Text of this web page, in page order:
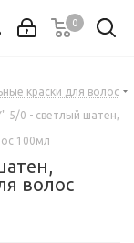
0
краски для волос
5/0 - светлый шатен,
100мл
волос